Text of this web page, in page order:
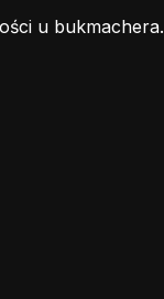
u bukmachera.